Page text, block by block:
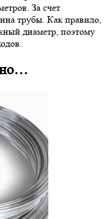
За счет
трубы. Как правило,
диаметр, поэтому